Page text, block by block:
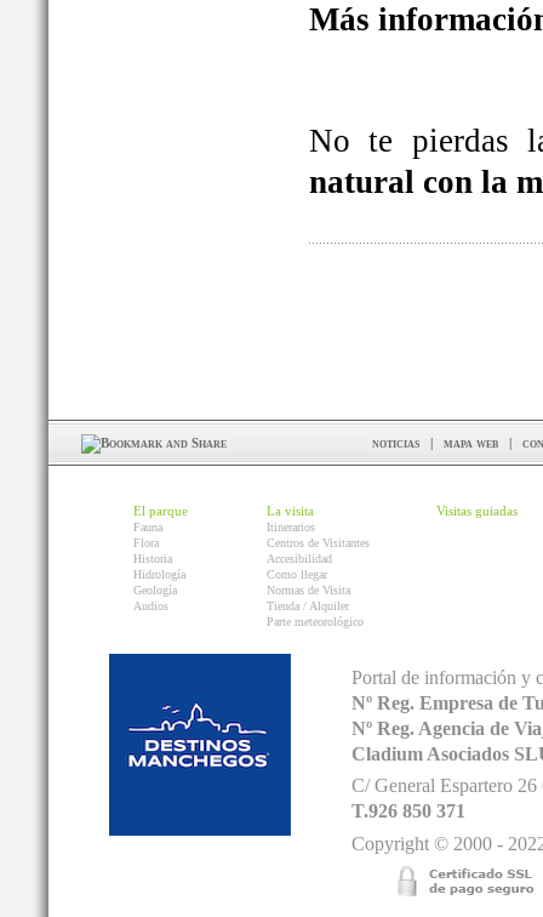
Más
No te pierdas
natural con la
noticias mapa web
El parque
Fauna
Flora
Historia
Hidrología
Geología
Audios
La visita
Itinerarios
Centros de Visitantes
Accesibilidad
Como llegar
Normas de Visita
Tienda / Alquiler
Parte meteorológico
Visitas guiadas
Portal de información y
Nº Reg. Empresa de
Nº Reg. Agencia de
Cladium Asociados
C/ General Espartero
T.926 850 371
Copyright © 2000 -